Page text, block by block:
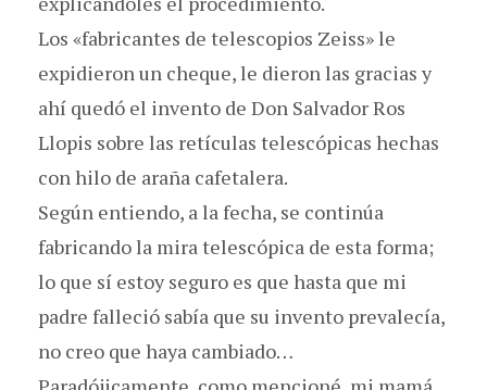
Los «fabricantes de telescopios Zeiss» le
expidieron un cheque, le dieron las gracias y
ahí quedó el invento de Don Salvador Ros
Llopis sobre las retículas telescópicas hechas
con hilo de araña cafetalera.
Según entiendo, a la fecha, se continúa
fabricando la mira telescópica de esta forma;
lo que sí estoy seguro es que hasta que mi
padre falleció sabía que su invento prevalecía,
no creo que haya cambiado…